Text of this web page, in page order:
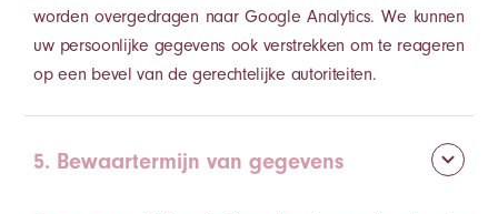
worden overgedragen naar Google Analytics. We kunnen
uw persoonlijke gegevens ook verstrekken om te reageren
op een bevel van de gerechtelijke autoriteiten.
5. Bewaartermijn van gegevens